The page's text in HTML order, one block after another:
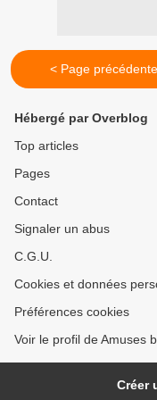
< Page précédente
Hébergé par Overblog
Top articles
Pages
Contact
Signaler un abus
C.G.U.
Cookies et données
Préférences cookies
Voir le profil de Amuses
Créer